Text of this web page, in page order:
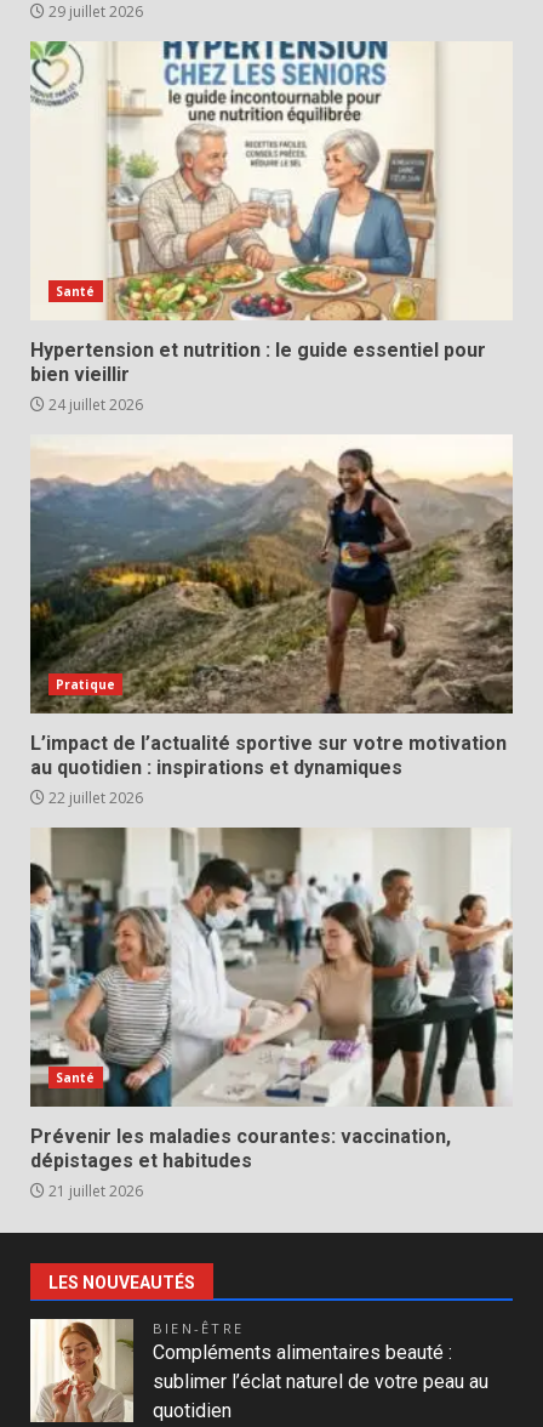
29 juillet 2026
Santé
Hypertension et nutrition : le guide essentiel pour
bien vieillir
24 juillet 2026
Pratique
L’impact de l’actualité sportive sur votre motivation
au quotidien : inspirations et dynamiques
22 juillet 2026
Santé
Prévenir les maladies courantes: vaccination,
dépistages et habitudes
21 juillet 2026
LES NOUVEAUTÉS
BIEN-ÊTRE
Compléments alimentaires beauté :
sublimer l’éclat naturel de votre peau au
quotidien